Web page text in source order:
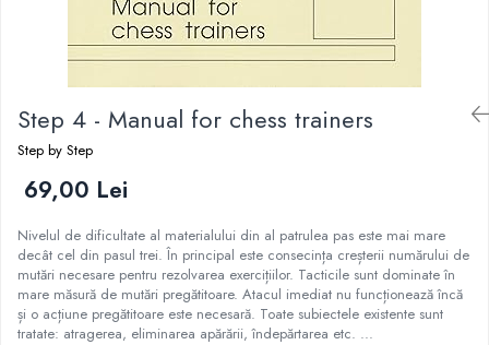
Finaluri
Instruire Generala
Lemn De Boxwood
Lemn De Carpen (hornbeam)
Piese de sah DGT
Piese De Sah Tematice Din Plastic
Piese Din Lemn
Step 4 - Manual for chess trainers
Step by Step
69,00 Lei
Nivelul de dificultate al materialului din al patrulea pas este mai mare
decât cel din pasul trei. În principal este consecința creșterii numărului de
mutări necesare pentru rezolvarea exercițiilor. Tacticile sunt dominate în
mare măsură de mutări pregătitoare. Atacul imediat nu funcționează încă
și o acțiune pregătitoare este necesară. Toate subiectele existente sunt
tratate: atragerea, eliminarea apărării, îndepărtarea etc. ...